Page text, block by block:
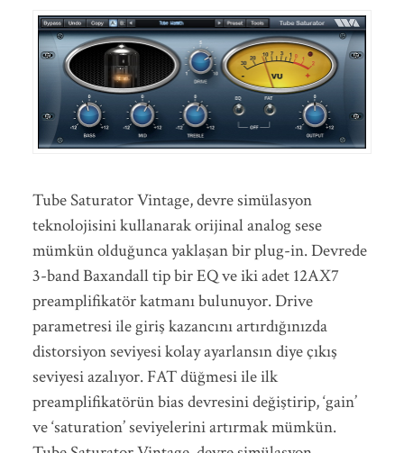
Tube Saturator Vintage, devre simülasyon
teknolojisini kullanarak orijinal analog sese
mümkün olduğunca yaklaşan bir plug-in. Devrede
3-band Baxandall tip bir EQ ve iki adet 12AX7
preamplifikatör katmanı bulunuyor. Drive
parametresi ile giriş kazancını artırdığınızda
distorsiyon seviyesi kolay ayarlansın diye çıkış
seviyesi azalıyor. FAT düğmesi ile ilk
preamplifikatörün bias devresini değiştirip, ‘gain’
ve ‘saturation’ seviyelerini artırmak mümkün.